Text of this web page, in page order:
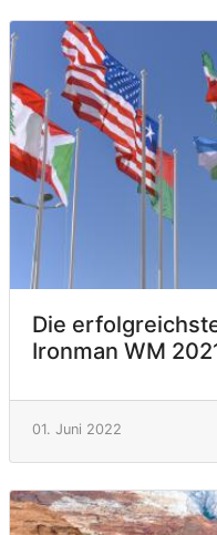
Die
Ironman WM
01. Juni 2022